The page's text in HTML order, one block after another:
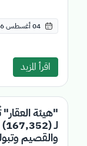
04 أغسطس 2026
اقرأ المزيد
"هيئة
والقصيم